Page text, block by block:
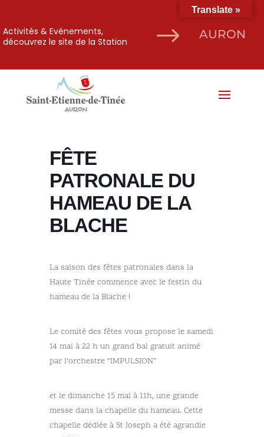
$
Activités & Evénements,
découvrez le site de la Station
AURON
FÊTE
PATRONALE DU
HAMEAU DE LA
BLACHE
La saison des fêtes patronales dans la
Haute Tinée commence avec le festin du
hameau de la Blache !
Le comité des fêtes vous propose le samedi
14 mai à 22 h un grand bal gratuit animé
par l’orchestre “IMPULSION”
et le dimanche 15 mai à 11h, une grande
messe dans la chapelle du hameau. Cette
chapelle dédiée à St Joseph a été agrandie
Translate »